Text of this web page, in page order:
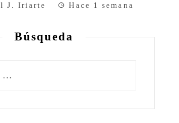
J. Iriarte Hace 1 semana
Búsqueda